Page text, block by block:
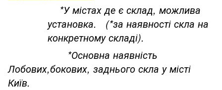
*У містах де є склад, можлива
установка. (*за наявності скла на
конкретному складі).
*Основна наявність
Лобових,бокових, заднього скла у місті
Київ.